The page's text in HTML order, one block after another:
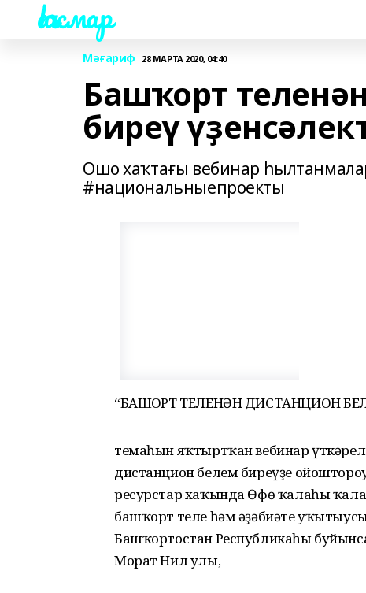
Һаҡмар
Мәғариф 28 МАРТА 2020, 04:40
Башҡорт
биреү
Ошо хаҡтағы вебинар
#национальныепроекты
“БАШҠОРТ ТЕЛЕНӘН ДИСТАНЦИОН
темаһын яҡтыртҡан вебинар
дистанцион белем биреүҙе
ресурстар хаҡында Өфө ҡалаһы
башҡорт теле һәм әҙәбиәте
Башҡортостан Республикаһы
Морат Нил улы,